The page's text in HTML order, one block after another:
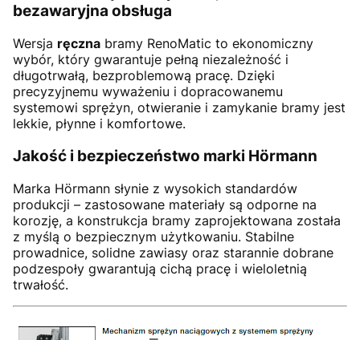
bezawaryjna obsługa
Wersja ręczna bramy RenoMatic to ekonomiczny
wybór, który gwarantuje pełną niezależność i
długotrwałą, bezproblemową pracę. Dzięki
precyzyjnemu wyważeniu i dopracowanemu
systemowi sprężyn, otwieranie i zamykanie bramy jest
lekkie, płynne i komfortowe.
Jakość i bezpieczeństwo marki Hörmann
Marka Hörmann słynie z wysokich standardów
produkcji – zastosowane materiały są odporne na
korozję, a konstrukcja bramy zaprojektowana została
z myślą o bezpiecznym użytkowaniu. Stabilne
prowadnice, solidne zawiasy oraz starannie dobrane
podzespoły gwarantują cichą pracę i wieloletnią
trwałość.